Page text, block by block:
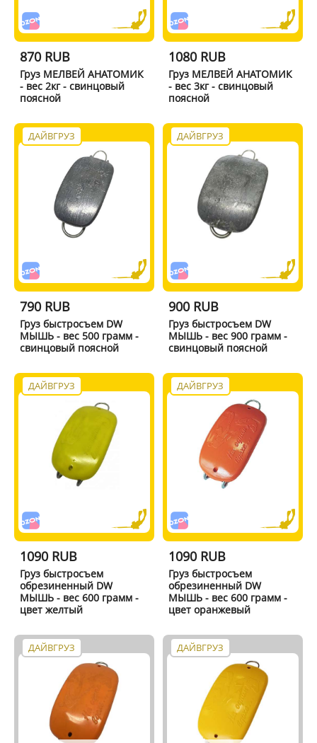
870 RUB
Груз МЕЛВЕЙ АНАТОМИК
- вес 2кг - свинцовый
поясной
1080 RUB
Груз МЕЛВЕЙ АНАТОМИК
- вес 3кг - свинцовый
поясной
ДАЙВГРУЗ
790 RUB
Груз быстросъем DW
МЫШЬ - вес 500 грамм -
свинцовый поясной
ДАЙВГРУЗ
900 RUB
Груз быстросъем DW
МЫШЬ - вес 900 грамм -
свинцовый поясной
ДАЙВГРУЗ
1090 RUB
Груз быстросъем
обрезиненный DW
МЫШЬ - вес 600 грамм -
цвет желтый
ДАЙВГРУЗ
1090 RUB
Груз быстросъем
обрезиненный DW
МЫШЬ - вес 600 грамм -
цвет оранжевый
ДАЙВГРУЗ ДАЙВГРУЗ